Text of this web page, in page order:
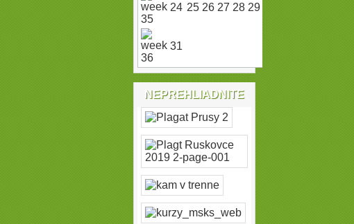
24 25 26 27 28 29
31
NEPREHLIADNITE